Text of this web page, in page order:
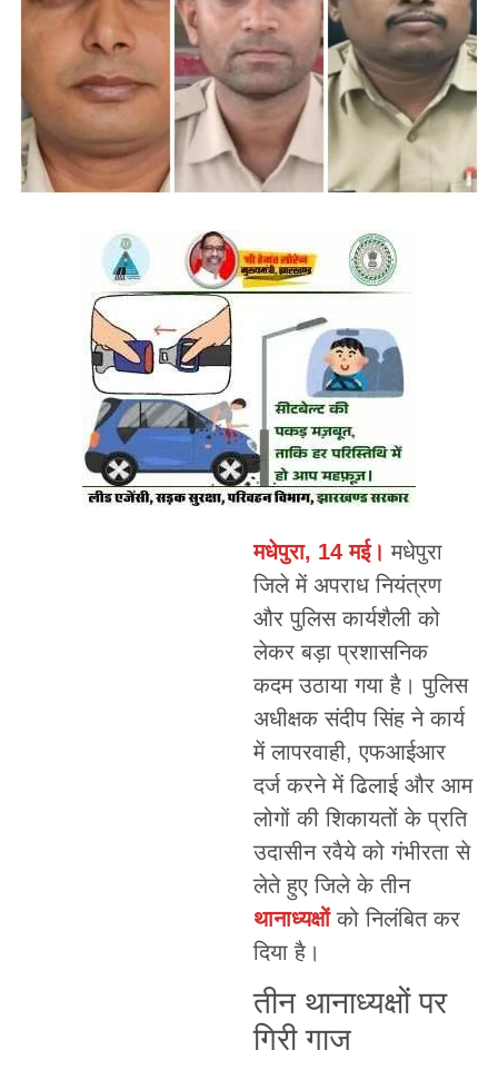
मधेपुरा, 14 मई। मधेपुरा
जिले में अपराध नियंत्रण
और पुलिस कार्यशैली को
लेकर बड़ा प्रशासनिक
कदम उठाया गया है। पुलिस
अधीक्षक संदीप सिंह ने कार्य
में लापरवाही, एफआईआर
दर्ज करने में ढिलाई और आम
लोगों की शिकायतों के प्रति
उदासीन रवैये को गंभीरता से
लेते हुए जिले के तीन
थानाध्यक्षोंको निलंबित कर
दिया है।
तीन थानाध्यक्षों पर
गिरी गाज